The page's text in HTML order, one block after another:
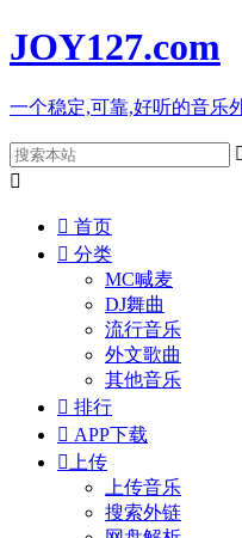
JOY127.com
一个稳定,可靠,好听的音乐

 首页
 分类
MC喊麦
DJ舞曲
流行音乐
外文歌曲
其他音乐
 排行
 APP下载
 上传
上传音乐
搜索外链